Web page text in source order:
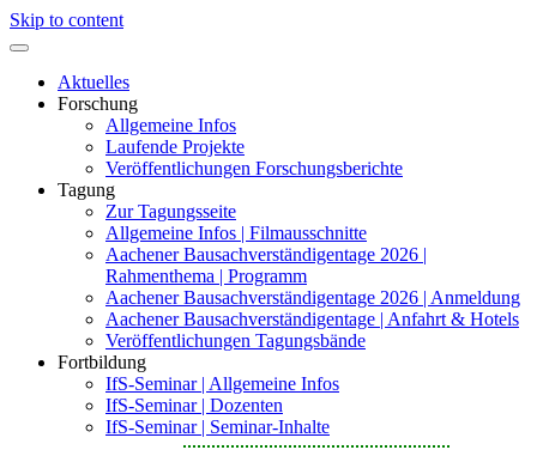
Skip to content
Aktuelles
Forschung
Allgemeine Infos
Laufende Projekte
Veröffentlichungen Forschungsberichte
Tagung
Zur Tagungsseite
Allgemeine Infos | Filmausschnitte
Aachener Bausachverständigentage 2026 |
Rahmenthema | Programm
Aachener Bausachverständigentage 2026 | Anmeldung
Aachener Bausachverständigentage | Anfahrt & Hotels
Veröffentlichungen Tagungsbände
Fortbildung
IfS-Seminar | Allgemeine Infos
IfS-Seminar | Dozenten
IfS-Seminar | Seminar-Inhalte